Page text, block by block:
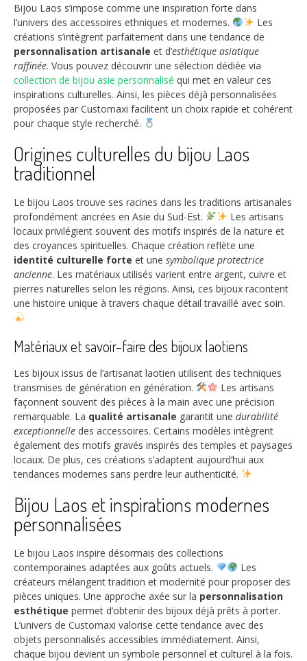
Bijou Laos s’impose comme une inspiration forte dans
l’univers des accessoires ethniques et modernes.
Les
créations s’intègrent parfaitement dans une tendance de
personnalisation artisanale et d’esthétique asiatique
raffinée. Vous pouvez découvrir une sélection dédiée via
collection de bijou asie personnalisé qui met en valeur ces
inspirations culturelles. Ainsi, les pièces déjà personnalisées
proposées par Customaxi facilitent un choix rapide et cohérent
pour chaque style recherché.
Origines culturelles du bijou Laos
traditionnel
Le bijou Laos trouve ses racines dans les traditions artisanales
profondément ancrées en Asie du Sud-Est.
Les artisans
locaux privilégient souvent des motifs inspirés de la nature et
des croyances spirituelles. Chaque création reflète une
identité culturelle forte et une symbolique protectrice
ancienne. Les matériaux utilisés varient entre argent, cuivre et
pierres naturelles selon les régions. Ainsi, ces bijoux racontent
une histoire unique à travers chaque détail travaillé avec soin.
Matériaux et savoir-faire des bijoux laotiens
Les bijoux issus de l’artisanat laotien utilisent des techniques
transmises de génération en génération.
Les artisans
façonnent souvent des pièces à la main avec une précision
remarquable. La qualité artisanale garantit une durabilité
exceptionnelle des accessoires. Certains modèles intègrent
également des motifs gravés inspirés des temples et paysages
locaux. De plus, ces créations s’adaptent aujourd’hui aux
tendances modernes sans perdre leur authenticité.
Bijou Laos et inspirations modernes
personnalisées
Le bijou Laos inspire désormais des collections
contemporaines adaptées aux goûts actuels.
Les
créateurs mélangent tradition et modernité pour proposer des
pièces uniques. Une approche axée sur la personnalisation
esthétique permet d’obtenir des bijoux déjà prêts à porter.
L’univers de Customaxi valorise cette tendance avec des
objets personnalisés accessibles immédiatement. Ainsi,
chaque bijou devient un symbole personnel et culturel à la fois.